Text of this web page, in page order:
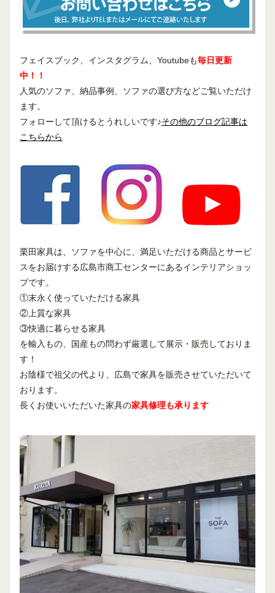
フェイスブック、インスタグラム、Youtubeも毎日更新
中！！
人気のソファ、納品事例、ソファの選び方などご覧いただけ
ます。
フォローして頂けるとうれしいです♪その他のブログ記事は
こちらから
栗田家具は、ソファを中心に、満足いただける商品とサービ
スをお届けする広島市商工センターにあるインテリアショッ
プです。
①末永く使っていただける家具
②上質な家具
③快適に暮らせる家具
を輸入もの、国産もの問わず厳選して展示・販売しておりま
す！
お陰様で祖父の代より、広島で家具を販売させていただいて
おります。
長くお使いいただいた家具の家具修理も承ります